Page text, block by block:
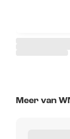
Meer van